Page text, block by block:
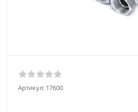
Артикул: 17600